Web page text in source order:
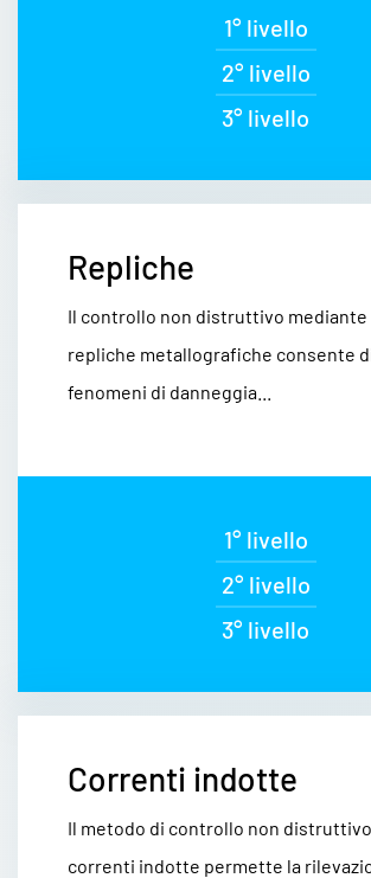
1° livello
2° livello
3° livello
Repliche
Il controllo non distruttivo mediante
repliche metallografiche consente
fenomeni di danneggia...
1° livello
2° livello
3° livello
Correnti indotte
Il metodo di controllo non
correnti indotte permette la